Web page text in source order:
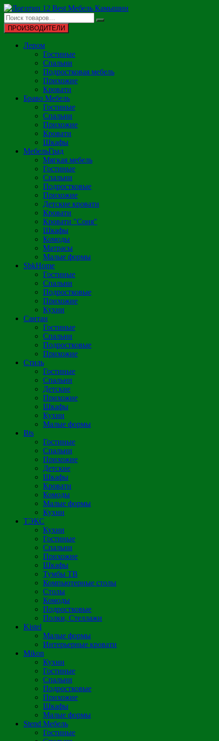
Перейти
к
содержимому
ПРОИЗВОДИТЕЛИ
Лером
Гостиные
Спальни
Подростковая мебель
Прихожие
Кровати
Браво Мебель
Гостиные
Спальни
Прихожие
Кровати
Шкафы
МебельГрад
Мягкая мебель
Гостиные
Спальни
Подростковые
Прихожие
Детские кровати
Кровати
Кровати "Соня"
Шкафы
Комоды
Матрасы
Малые формы
SbkHome
Гостиные
Спальни
Подростковые
Прихожие
Кухни
Сантан
Гостиные
Спальни
Подростковые
Прихожие
Стиль
Гостиные
Спальни
Детские
Прихожие
Шкафы
Кухни
Малые формы
Bts
Гостиные
Спальни
Прихожие
Детские
Шкафы
Кровати
Комоды
Малые формы
Кухни
ТЭКС
Кухни
Гостиные
Спальни
Прихожие
Шкафы
Тумбы ТВ
Компьютерные столы
Столы
Комоды
Подростковые
Полки, Стеллажи
Kistel
Малые формы
Интерьерные кровати
Mikon
Кухни
Гостиные
Спальни
Подростковые
Прихожие
Шкафы
Малые формы
Stend Мебель
Гостиные